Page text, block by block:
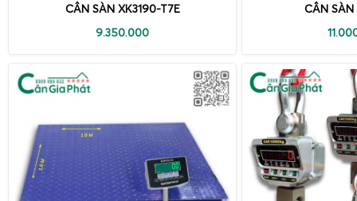
CÂN SÀN XK3190-T7E
9.350.000
CÂN SÀN